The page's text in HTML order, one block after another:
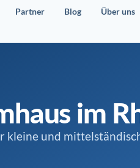
Partner Blog Über uns
im
und